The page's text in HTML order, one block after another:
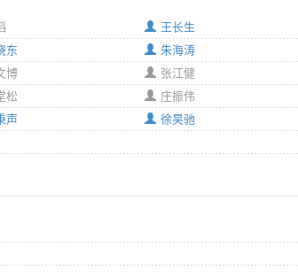
王长生
东
朱海涛
博
张江健
松
庄振伟
声
徐昊驰